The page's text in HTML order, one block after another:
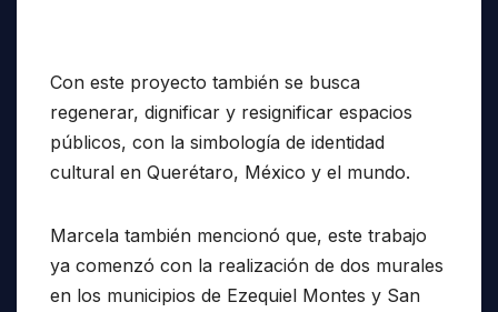
Con este proyecto también se busca
regenerar, dignificar y resignificar espacios
públicos, con la simbología de identidad
cultural en Querétaro, México y el mundo.
Marcela también mencionó que, este trabajo
ya comenzó con la realización de dos murales
en los municipios de Ezequiel Montes y San